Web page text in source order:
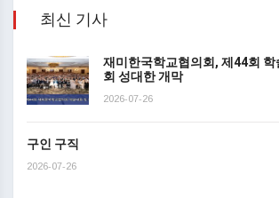
최신 기사
재미한국학교협의회, 제44회
회 성대한 개막
2026-07-26
구인 구직
2026-07-26